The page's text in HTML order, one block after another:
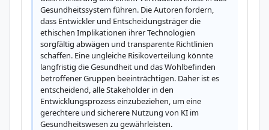
Gesundheitssystem führen. Die Autoren fordern,
dass Entwickler und Entscheidungsträger die
ethischen Implikationen ihrer Technologien
sorgfältig abwägen und transparente Richtlinien
schaffen. Eine ungleiche Risikoverteilung könnte
langfristig die Gesundheit und das Wohlbefinden
betroffener Gruppen beeinträchtigen. Daher ist es
entscheidend, alle Stakeholder in den
Entwicklungsprozess einzubeziehen, um eine
gerechtere und sicherere Nutzung von KI im
Gesundheitswesen zu gewährleisten.